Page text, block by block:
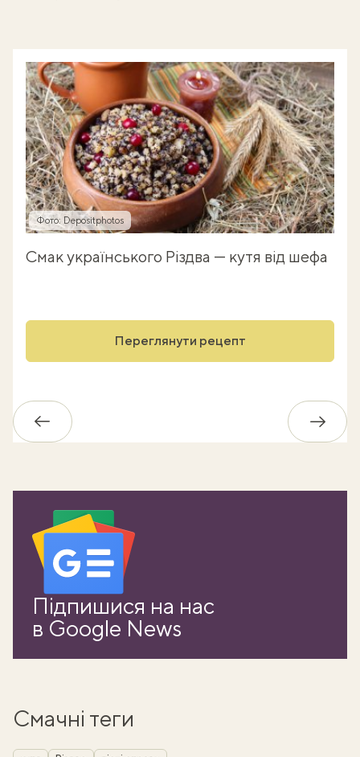
Фото: Depositphotos
Смак українського Різдва — кутя від шефа
Переглянути рецепт
Назад
Підпишися на нас
в Google News
Смачні теги